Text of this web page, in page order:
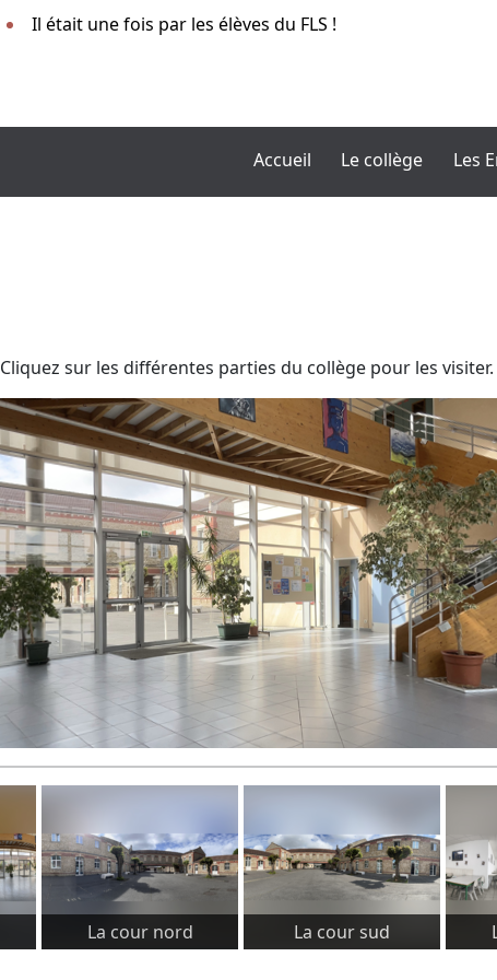
Il était une fois par les élèves du FLS !
Accueil Le collège Les
Cliquez sur les différentes parties du collège pour les visiter.
La cour nord La cour sud